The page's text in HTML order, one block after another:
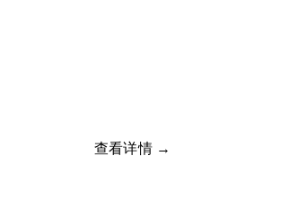
查看详情 →